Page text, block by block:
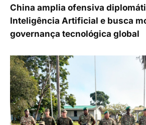
China amplia ofensiva
Inteligência Artificial e busca
governança tecnológica global